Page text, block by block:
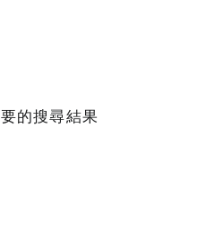
的搜尋結果